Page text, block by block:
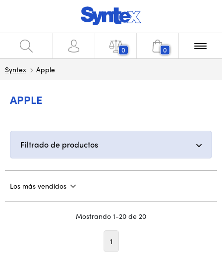
0 0
Syntex Apple
APPLE
Filtrado de productos
Los más vendidos
Mostrando 1-20 de 20
1